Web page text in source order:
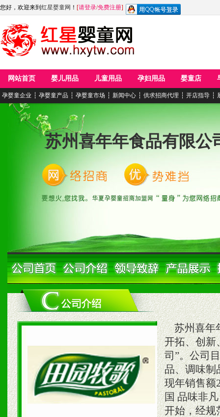
您好，欢迎来到 红星婴童网 ！ [请登录/免费注册]
网站首页 婴儿用品 儿童用品 孕妇用品 婴童店
孕婴童企业 ┆ 孕婴童产品 ┆ 孕婴童市场 ┆ 新闻中心 ┆ 供求招商代理 ┆ 开店指导 ┆
苏州喜年年食品有限公
苏州喜年
开拓、创新
司”。公司
品、调味制
现年销售额
国 品味非
开始，经规